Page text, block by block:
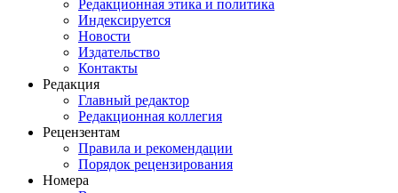
Редакционная этика и политика
Индекcируется
Новости
Издательство
Контакты
Редакция
Главный редактор
Редакционная коллегия
Рецензентам
Правила и рекомендации
Порядок рецензирования
Номера